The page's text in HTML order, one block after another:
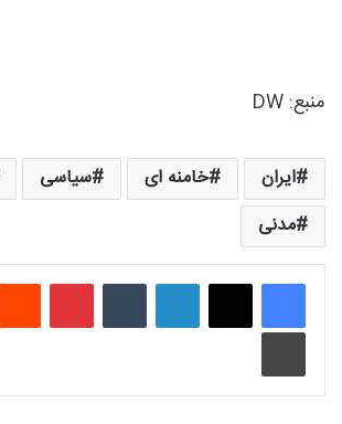
منبع: DW
ایران خامنه ای سیاسی
مدنی
لینکدین ‫پین‌ترست
چاپ